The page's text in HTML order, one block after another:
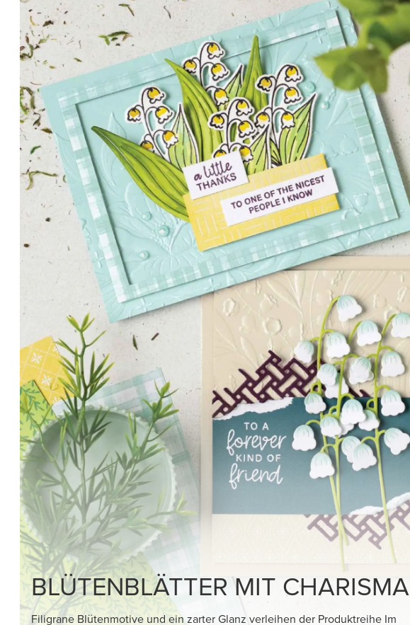
BLÜTENBLÄTTER MIT CHARISMA
Filigrane Blütenmotive und ein zarter Glanz verleihen der Produktreihe Im
Maiglöckchental einen zeitlosen Charme, ideal für elegante Karten und
Erinnerungsprojekte.
PRODUKTREIHE BESTELLEN
FASZINATION SCHWARZ-
WEISS
Die handgezeichneten Blumenmotive und raffinierten Muster dieses
Schwarz-Weiß-Papiers warten nur darauf, koloriert, ausgeschnitten
und präsentiert zu werden.
GLEICH DAS PAPIER BESTELLEN